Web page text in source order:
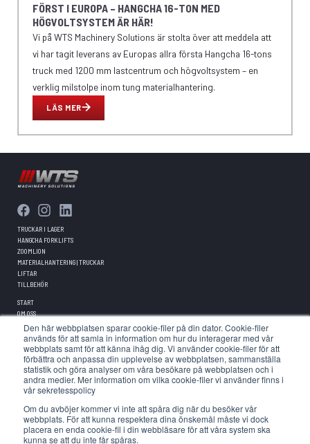
Den här webbplatsen sparar cookie-filer på din dator. Cookie-filer
används för att samla in information om hur du interagerar med vår
webbplats samt för att känna ihåg dig. Vi använder cookie-filer för att
förbättra och anpassa din upplevelse av webbplatsen, sammanställa
statistik och göra analyser om våra besökare på webbplatsen och i
andra medier. Mer information om vilka cookie-filer vi använder finns i
vår sekretesspolicy
Om du avböjer kommer vi inte att spåra dig när du besöker vår
webbplats. För att kunna respektera dina önskemål måste vi dock
placera en enda cookie-fil i din webbläsare för att våra system ska
kunna se att du inte får spåras.
FÖRST I EUROPA – HANGCHA 16-TON MED
HÖGVOLTSYSTEM ÄR HÄR!
Vi på WTS Machinery Solutions är stolta över att meddela att
vi har tagit leverans av Europas allra första Hangcha 16-tons
truck med 1200 mm lastcentrum och högvoltsystem – en
verklig milstolpe inom tung materialhantering.
LÄS MER
TRUCKAR I LAGER
HANGCHA FORKLIFTS
ZOOMLION
MATERIALHANTERING | TRUCKAR
LIFTAR
TILLBEHÖR
START
OM OSS
TRUCKUTHYRNING
TRUCKSERVICE
KARRIÄR
SENASTE HÄNDELSERNA
WTS ACADEMY • UTBILDNINGAR
FINANSERINNG
GDPR & PRIVACY POLICY